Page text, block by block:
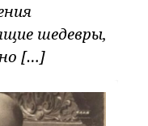
шедевры,
[…]